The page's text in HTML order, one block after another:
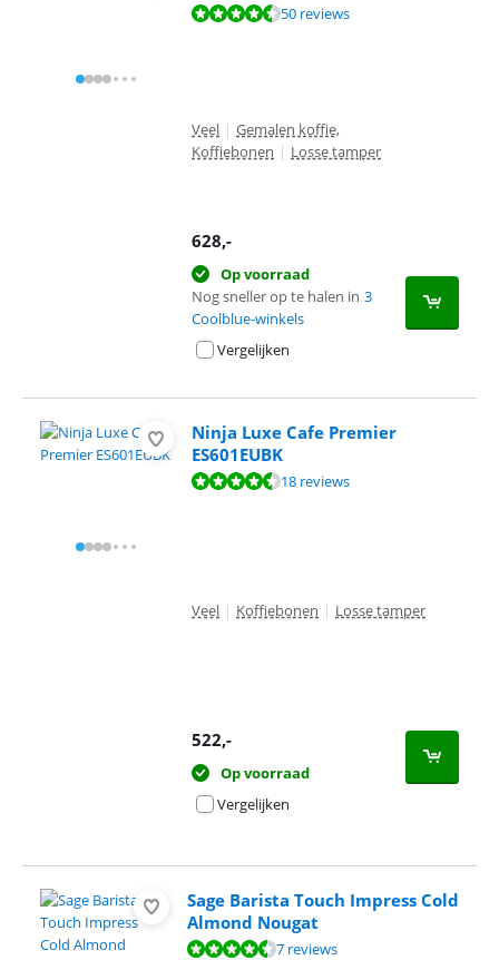
Beoordeling is 8,7 van de 10, gebaseerd op 50 reviews.
50 reviews
Veel | Gemalen koffie,
Koffiebonen | Losse tamper
628,-
Op voorraad
Nog sneller op te halen in 3
Coolblue-winkels
Vergelijken
Ninja Luxe Cafe Premier
ES601EUBK
Beoordeling is 9,1 van de 10, gebaseerd op 18 reviews.
18 reviews
Veel | Koffiebonen | Losse tamper
522,-
Op voorraad
Vergelijken
Sage Barista Touch Impress Cold
Almond Nougat
Beoordeling is 8,9 van de 10, gebaseerd op 7 reviews.
7 reviews